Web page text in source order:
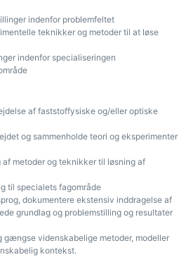
indenfor problemfeltet
teknikker og metoder til at løse
indenfor specialiseringen
af faststoffysiske og/eller optiske
og sammenholde teori og eksperimenter
metoder og teknikker til løsning af
til specialets fagområde
dokumentere ekstensiv inddragelse af
grundlag og problemstilling og resultater
videnskabelige metoder, modeller
kontekst.